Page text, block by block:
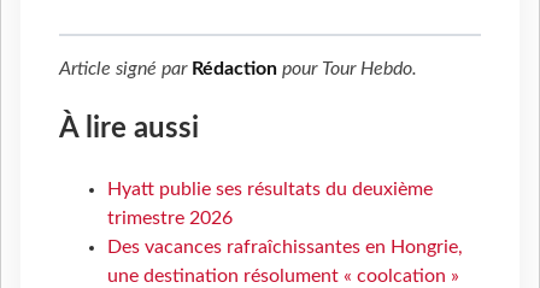
Article signé par Rédaction pour Tour Hebdo.
À lire aussi
Hyatt publie ses résultats du deuxième
trimestre 2026
Des vacances rafraîchissantes en Hongrie,
une destination résolument « coolcation »